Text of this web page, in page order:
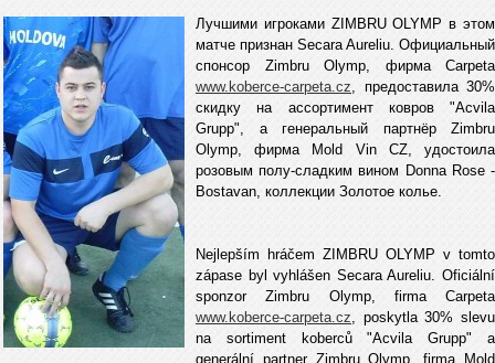
Лучшими игроками ZIMBRU OLYMP в этом
матче признан Secara Aureliu. Официальный
спонсор Zimbru Olymp, фирма Carpeta
www.koberce-carpeta.cz, предоставила 30%
скидку на ассортимент ковров "Acvila
Grupp", а генеральный партнёр Zimbru
Olymp, фирма Mold Vin CZ, удостоила
розовым полу-сладким вином Donna Rose -
Bostavan, коллекции Золотое колье.
Nejlepším hráčem ZIMBRU OLYMP v tomto
zápase byl vyhlášen Secara Aureliu. Oficiální
sponzor Zimbru Olymp, firma Carpeta
www.koberce-carpeta.cz, poskytla 30% slevu
na sortiment koberců "Acvila Grupp" a
generální partner Zimbru Olymp, firma Mold